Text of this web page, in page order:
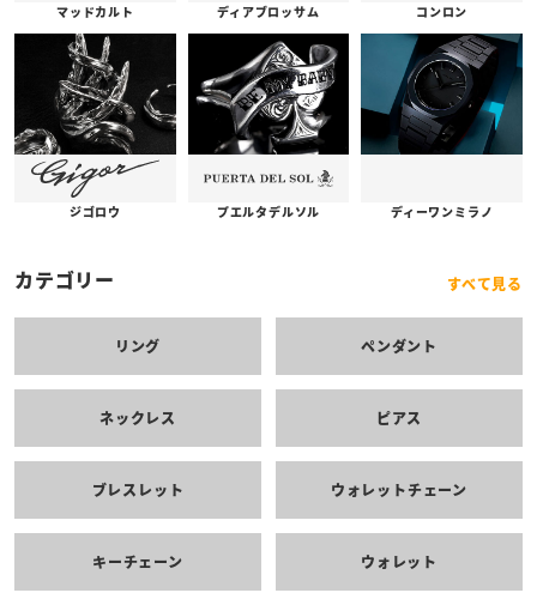
マッドカルト ディアブロッサム コンロン
ジゴロウ プエルタデルソル ディーワンミラノ
カテゴリー すべて見る
リング ペンダント
ネックレス ピアス
ブレスレット ウォレットチェーン
キーチェーン ウォレット